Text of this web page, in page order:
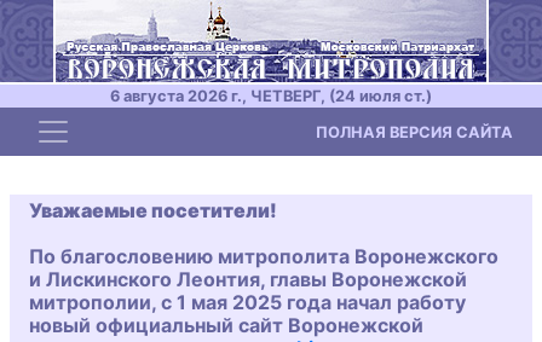
6 августа 2026 г., ЧЕТВЕРГ, (24 июля ст.)
Toggle navigation ПОЛНАЯ ВЕРСИЯ САЙТА
Уважаемые посетители!
По благословению митрополита Воронежского
и Лискинского Леонтия, главы Воронежской
митрополии, с 1 мая 2025 года начал работу
новый официальный сайт Воронежской